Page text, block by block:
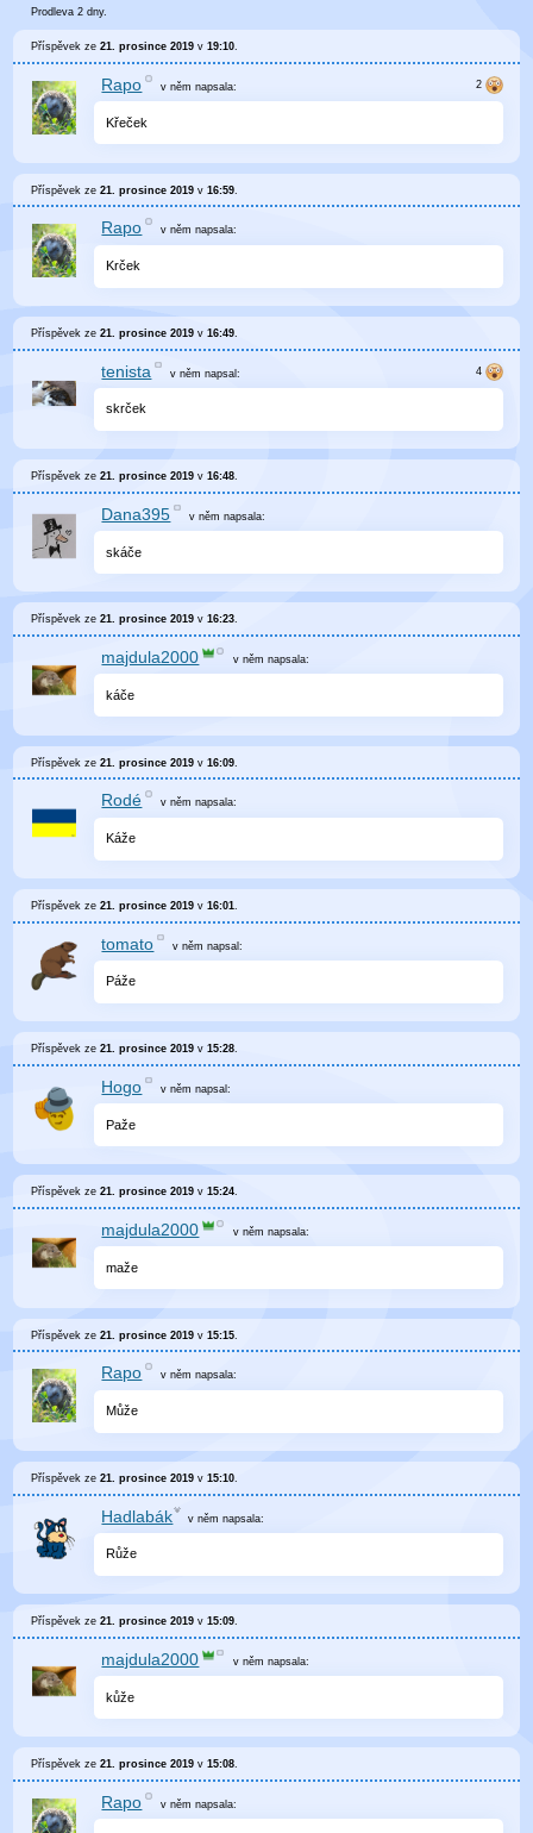
Prodleva 2 dny.
Příspěvek ze21. prosince 2019 v19:10.
Rapo v němnapsala:
Křeček
Příspěvek ze21. prosince 2019 v16:59
Rapo v němnapsala:
Krček
Příspěvek ze21. prosince 2019 v16:49
tenista v němnapsal:
skrček
Příspěvek ze21. prosince 2019 v16:48.
Dana395 v němnapsala:
skáče
Příspěvek ze21. prosince 2019 v16:23.
majdula2000 v něm napsala:
káče
Příspěvek ze21. prosince 2019 v16:09
Rodé v němnapsala:
Káže
Příspěvek ze21. prosince 2019 v16:01
tomato v němnapsal:
Páže
Příspěvek ze21. prosince 2019 v15:28.
Hogo v němnapsal:
Paže
Příspěvek ze21. prosince 2019 v15:24.
majdula2000 v něm napsala:
maže
Příspěvek ze21. prosince 2019 v15:15
Rapo v němnapsala:
Může
Příspěvek ze21. prosince 2019 v15:10
Hadlabák v něm napsala:
Růže
Příspěvek ze21. prosince 2019 v15:09.
majdula2000 v něm napsala:
kůže
Příspěvek ze21. prosince 2019 v15:08.
Rapo v němnapsala: